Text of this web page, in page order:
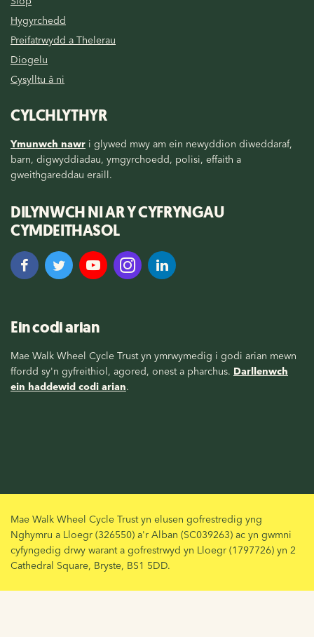
Hygyrchedd
Preifatrwydd a Thelerau
Diogelu
Cysylltu â ni
CYLCHLYTHYR
Ymunwch nawr i glywed mwy am ein newyddion diweddaraf,
barn, digwyddiadau, ymgyrchoedd, polisi, effaith a
gweithgareddau eraill.
DILYNWCH NI AR Y CYFRYNGAU
CYMDEITHASOL
Ein codi arian
Mae Walk Wheel Cycle Trust yn ymrwymedig i godi arian mewn
ffordd sy'n gyfreithiol, agored, onest a pharchus. Darllenwch
ein haddewid codi arian.
Mae Walk Wheel Cycle Trust yn elusen gofrestredig yng
Nghymru a Lloegr (326550) a'r Alban (SC039263) ac yn gwmni
cyfyngedig drwy warant a gofrestrwyd yn Lloegr (1797726) yn 2
Cathedral Square, Bryste, BS1 5DD.